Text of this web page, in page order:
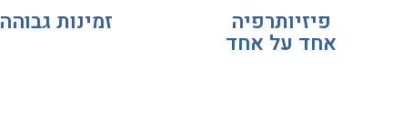
פיזיותרפיה
אחד על אחד
זמינות גבוהה